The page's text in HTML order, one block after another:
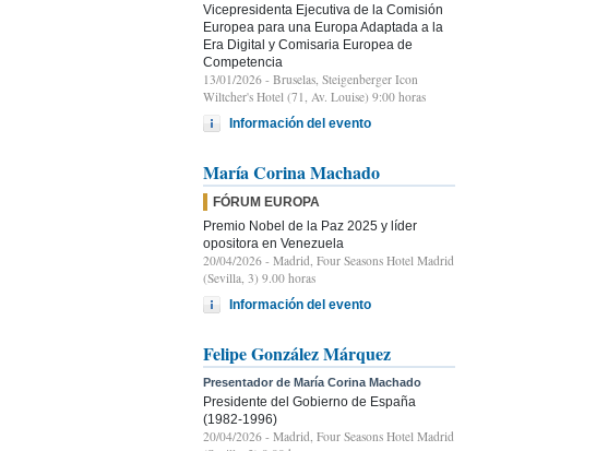
Vicepresidenta Ejecutiva de la Comisión
Europea para una Europa Adaptada a la
Era Digital y Comisaria Europea de
Competencia
13/01/2026 - Bruselas, Steigenberger Icon
Wiltcher's Hotel (71, Av. Louise) 9:00 horas
Información del evento
María Corina Machado
FÓRUM EUROPA
Premio Nobel de la Paz 2025 y líder
opositora en Venezuela
20/04/2026 - Madrid, Four Seasons Hotel Madrid
(Sevilla, 3) 9.00 horas
Información del evento
Felipe González Márquez
Presentador de María Corina Machado
Presidente del Gobierno de España
(1982-1996)
20/04/2026 - Madrid, Four Seasons Hotel Madrid